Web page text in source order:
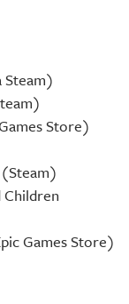
Steam)
Store)
Children
Games Store)